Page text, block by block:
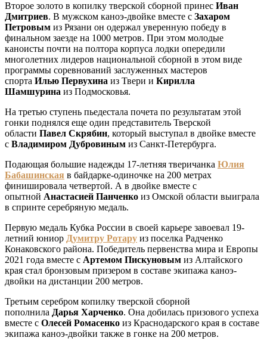
Второе золото в копилку тверской сборной принес Иван
Дмитриев. В мужском каноэ-двойке вместе с Захаром
Петровым из Рязани он одержал уверенную победу в
финальном заезде на 1000 метров. При этом молодые
каноисты почти на полтора корпуса лодки опередили
многолетних лидеров национальной сборной в этом виде
программы соревнований заслуженных мастеров
спорта Илью Первухина из Твери и Кирилла
Шамшурина из Подмосковья.
На третью ступень пьедестала почета по результатам этой
гонки поднялся еще один представитель Тверской
области Павел Скрябин, который выступал в двойке вместе
с Владимиром Дубровиным из Санкт-Петербурга.
Подающая большие надежды 17-летняя тверичанка Юлия
Бабашинская в байдарке-одиночке на 200 метрах
финишировала четвертой. А в двойке вместе с
опытной Анастасией Панченко из Омской области выиграла
в спринте серебряную медаль.
Первую медаль Кубка России в своей карьере завоевал 19-
летний юниор Думитру Ротару из поселка Радченко
Конаковского района. Победитель первенства мира и Европы
2021 года вместе с Артемом Пискуновым из Алтайского
края стал бронзовым призером в составе экипажа каноэ-
двойки на дистанции 200 метров.
Третьим серебром копилку тверской сборной
пополнила Дарья Харченко. Она добилась призового успеха
вместе с Олесей Ромасенко из Краснодарского края в составе
экипажа каноэ-двойки также в гонке на 200 метров.